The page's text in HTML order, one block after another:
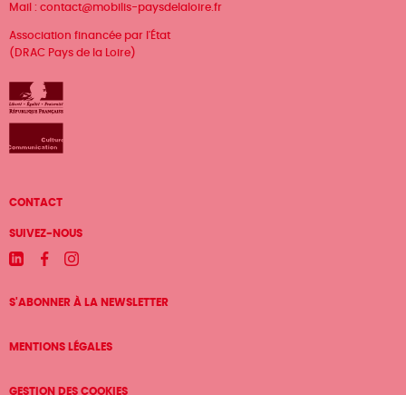
Mail : contact@mobilis-paysdelaloire.fr
Association financée par l'État
(DRAC Pays de la Loire)
Menu
Pied
de
page
CONTACT
SUIVEZ-NOUS
LinkedinFacebookInstagram
S'ABONNER À LA NEWSLETTER
MENTIONS LÉGALES
GESTION DES COOKIES